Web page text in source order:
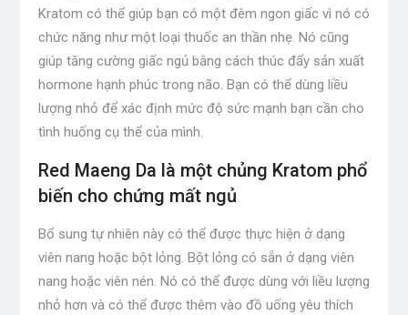
Kratom có ​​thể giúp bạn có một đêm ngon giấc vì nó có
chức năng như một loại thuốc an thần nhẹ. Nó cũng
giúp tăng cường giấc ngủ bằng cách thúc đẩy sản xuất
hormone hạnh phúc trong não. Bạn có thể dùng liều
lượng nhỏ để xác định mức độ sức mạnh bạn cần cho
tình huống cụ thể của mình.
Red Maeng Da là một chủng Kratom phổ
biến cho chứng mất ngủ
Bổ sung tự nhiên này có thể được thực hiện ở dạng
viên nang hoặc bột lỏng. Bột lỏng có sẵn ở dạng viên
nang hoặc viên nén. Nó có thể được dùng với liều lượng
nhỏ hơn và có thể được thêm vào đồ uống yêu thích